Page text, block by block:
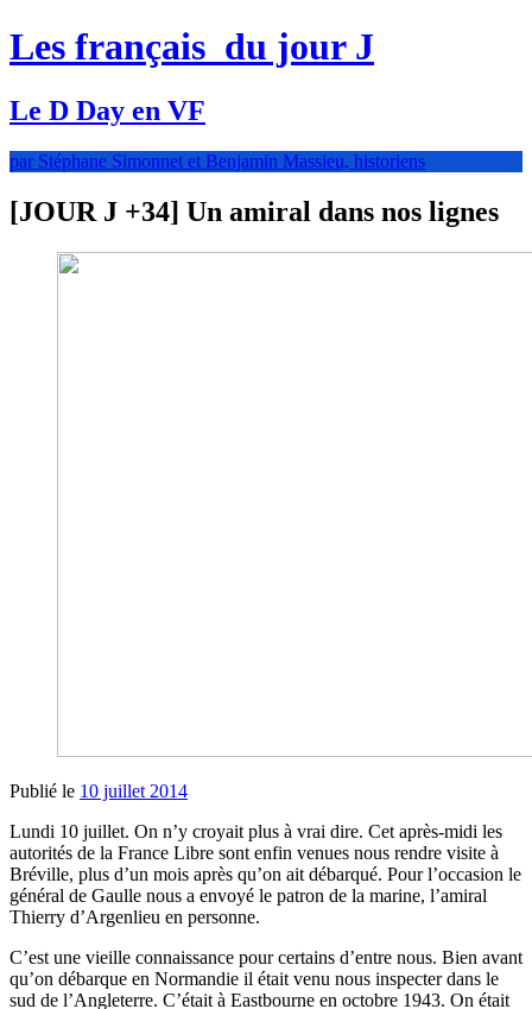
Les français du jour J
Le D Day en VF
par Stéphane Simonnet et Benjamin Massieu, historiens
[JOUR J +34] Un amiral dans nos lignes
Publié le 10 juillet 2014
Lundi 10 juillet. On n’y croyait plus à vrai dire. Cet après-midi les
autorités de la France Libre sont enfin venues nous rendre visite à
Bréville, plus d’un mois après qu’on ait débarqué. Pour l’occasion le
général de Gaulle nous a envoyé le patron de la marine, l’amiral
Thierry d’Argenlieu en personne.
C’est une vieille connaissance pour certains d’entre nous. Bien avant
qu’on débarque en Normandie il était venu nous inspecter dans le
sud de l’Angleterre. C’était à Eastbourne en octobre 1943. On était